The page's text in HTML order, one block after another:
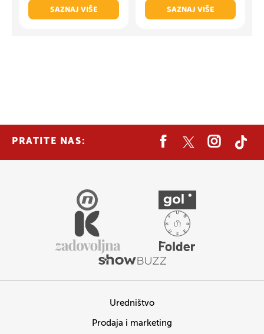
SAZNAJ VIŠE
SAZNAJ VIŠE
PRATITE NAS:
Uredništvo
Prodaja i marketing